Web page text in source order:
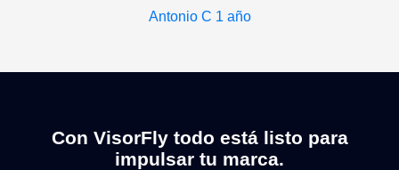
Antonio C 1 año
Con VisorFly todo está listo para
impulsar tu marca.